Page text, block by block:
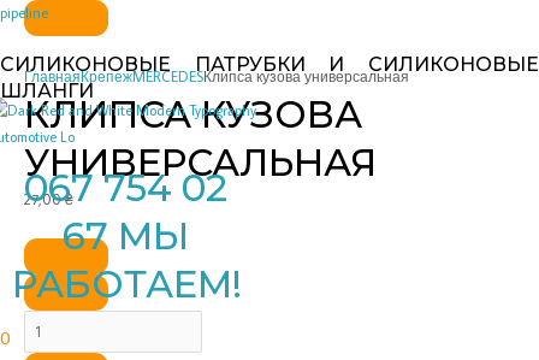
Перейти
содержимому
pipeline
СИЛИКОНОВЫЕ ПАТРУБКИ И СИЛИКОНОВЫЕ
ШЛАНГИ
067 754 02
67 МЫ
РАБОТАЕМ!
0
ГлавнаяКрепежMERCEDESКлипса кузова универсальная
КЛИПСА КУЗОВА
УНИВЕРСАЛЬНАЯ
27,00₴
Количество
товара
Клипса
кузова
универсальная